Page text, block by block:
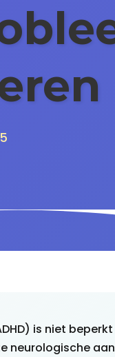
is niet
neurologische